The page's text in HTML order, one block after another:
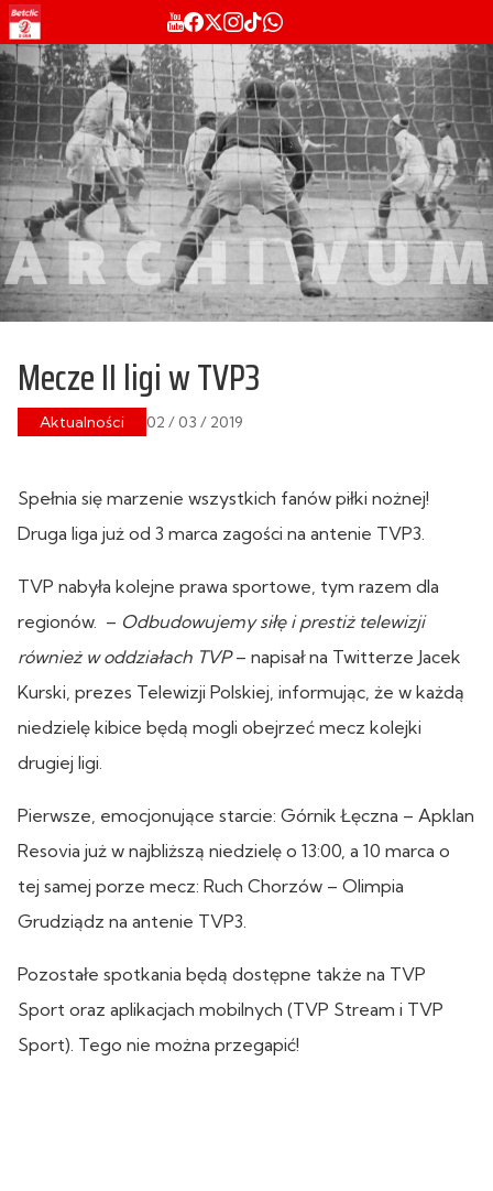
Mecze II ligi w TVP3
Aktualności 02 / 03 / 2019
Spełnia się marzenie wszystkich fanów piłki nożnej!
Druga liga już od 3 marca zagości na antenie TVP3.
TVP nabyła kolejne prawa sportowe, tym razem dla
regionów. – Odbudowujemy siłę i prestiż telewizji
również w oddziałach TVP– napisał na Twitterze Jacek
Kurski, prezes Telewizji Polskiej, informując, że w każdą
niedzielę kibice będą mogli obejrzeć mecz kolejki
drugiej ligi.
Pierwsze, emocjonujące starcie: Górnik Łęczna – Apklan
Resovia już w najbliższą niedzielę o 13:00, a 10 marca o
tej samej porze mecz: Ruch Chorzów – Olimpia
Grudziądz na antenie TVP3.
Pozostałe spotkania będą dostępne także na TVP
Sport oraz aplikacjach mobilnych (TVP Stream i TVP
Sport). Tego nie można przegapić!